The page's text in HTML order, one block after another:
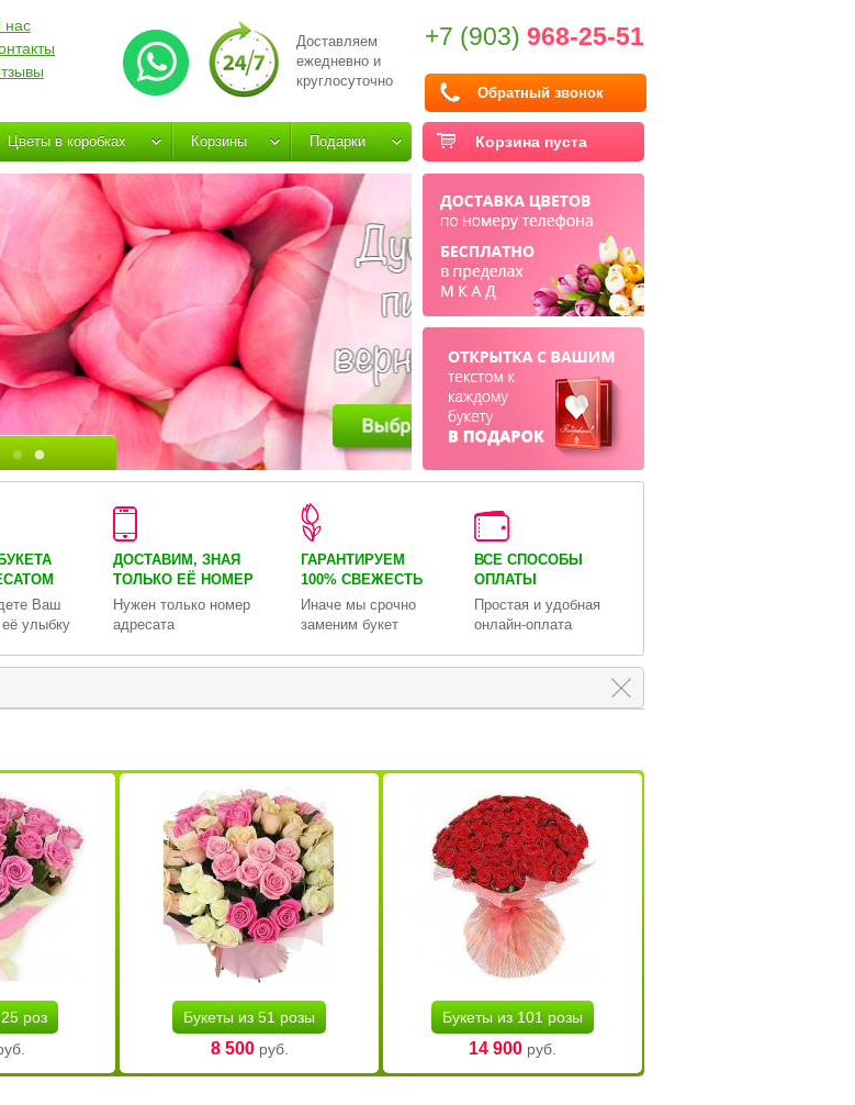
Доставляем
ежедневно и
круглосуточно
+7 (903) 968-25-51
Обратный звонок
нас
Корзина пуста
Цветы в коробках Корзины Подарки
Ваш
её улыбку
ДОСТАВИМ, ЗНАЯ
ТОЛЬКО ЕЁ НОМЕР
Нужен только номер
адресата
ГАРАНТИРУЕМ
100% СВЕЖЕСТЬ
Иначе мы срочно
заменим букет
ВСЕ СПОСОБЫ
ОПЛАТЫ
Простая и удобная
онлайн-оплата
роз Букеты из 51 розы
8 500руб.
Букеты из 101 розы
14 900руб.